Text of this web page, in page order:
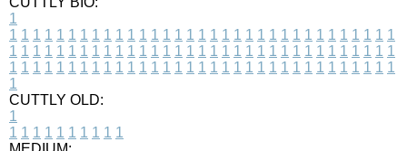
1
1 1 1 1 1 1 1 1 1 1 1 1 1 1 1 1 1 1 1 1 1 1 1 1 1 1 1 1 1 1 1 1 1
1 1 1 1 1 1 1 1 1 1 1 1 1 1 1 1 1 1 1 1 1 1 1 1 1 1 1 1 1 1 1 1 1
1 1 1 1 1 1 1 1 1 1 1 1 1 1 1 1 1 1 1 1 1 1 1 1 1 1 1 1 1 1 1 1 1
1
CUTTLY OLD:
1
1 1 1 1 1 1 1 1 1 1